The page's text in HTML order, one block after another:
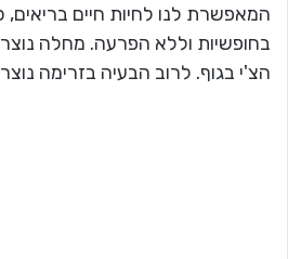
המאפשרת לנו לחיות חיים
בחופשיות וללא הפרעה. מחלה
הצ'י בגוף. לרוב הבעיה בזרימה